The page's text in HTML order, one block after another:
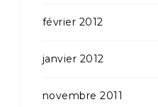
février 2012
janvier 2012
novembre 2011